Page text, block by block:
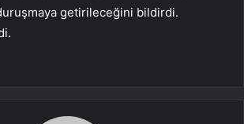
duruşmaya getirileceğini bildirdi.